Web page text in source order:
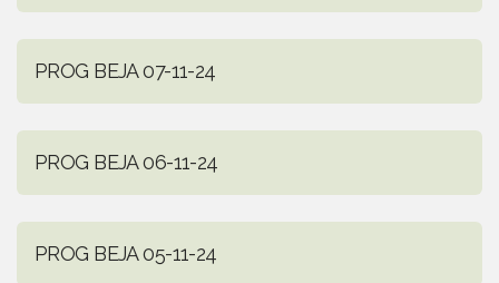
PROG BEJA 07-11-24
PROG BEJA 06-11-24
PROG BEJA 05-11-24